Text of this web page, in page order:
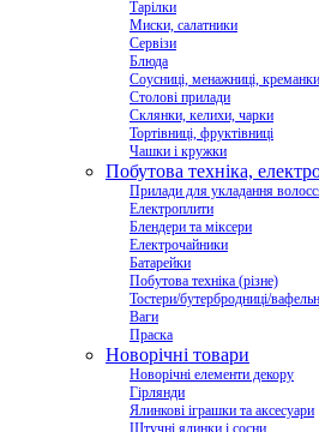
Тарілки
Миски, салатники
Сервізи
Блюда
Соусниці, менажниці,
Столові прилади
Склянки, келихи, чарки
Тортівниці, фруктівниці
Чашки і кружки
Побутова техніка,
Прилади для укладання
Електроплити
Блендери та міксери
Електрочайники
Батарейки
Побутова техніка (різне)
Тостери/бутербродниці/
Ваги
Праска
Новорічні товари
Новорічні елементи декору
Гірлянди
Ялинкові іграшки та аксесуари
Штучні ялинки і сосни